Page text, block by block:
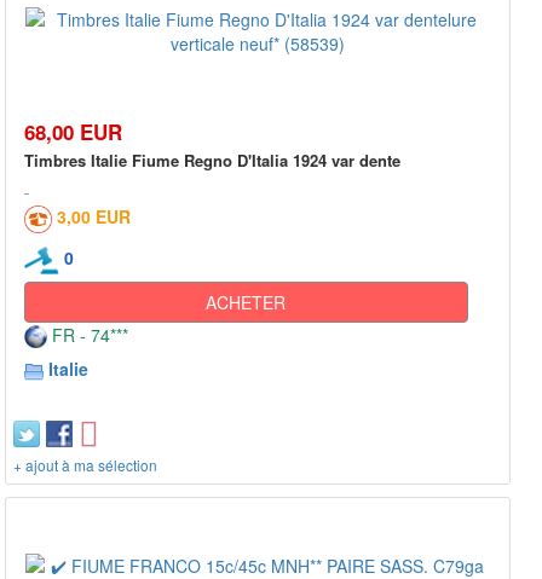
68,00 EUR
Timbres Italie Fiume Regno D'Italia 1924 var dente
3,00 EUR
0
ACHETER
FR - 74***
Italie
+ ajout à ma sélection